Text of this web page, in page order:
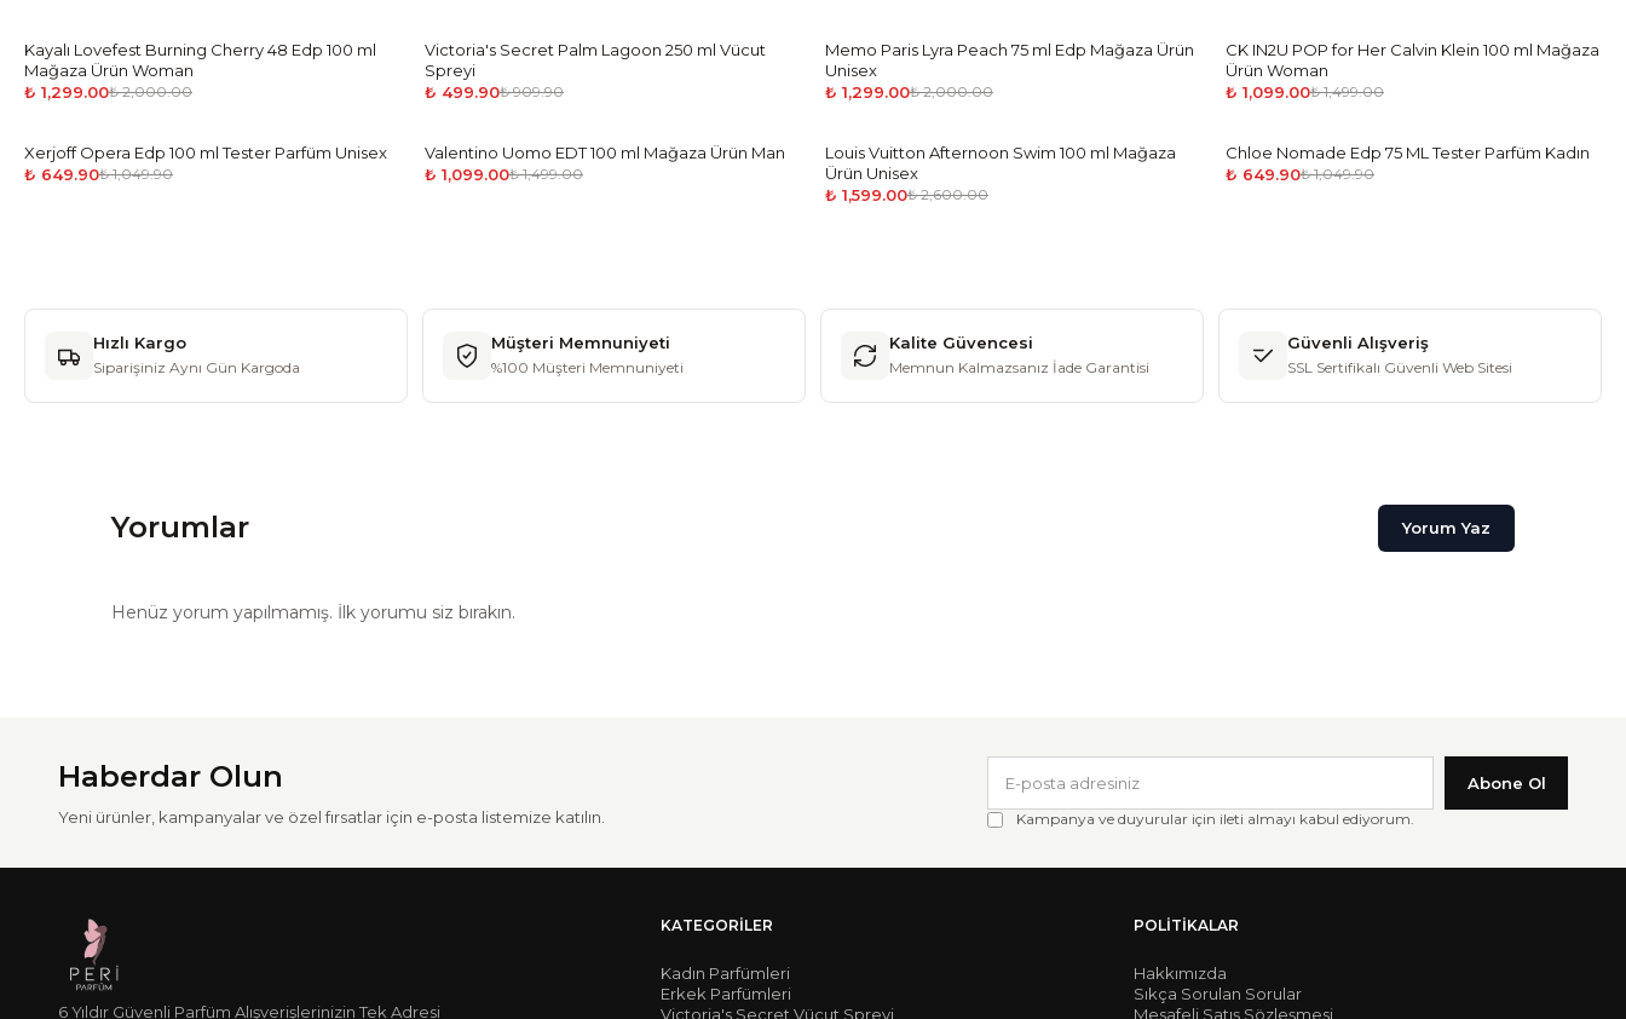
-35%
Kayalı Lovefest Burning Cherry 48 Edp 100 ml
Mağaza Ürün Woman
₺ 1,299.00₺ 2,000.00
-45%
Victoria's Secret Palm Lagoon 250 ml Vücut
Spreyi
₺ 499.90₺ 909.90
-35%
Memo Paris Lyra Peach 75 ml Edp Mağaza Ürün
Unisex
₺ 1,299.00₺ 2,000.00
- 27%
CK IN2U POP for Her Calvin Klein 100 ml Mağaza
Ürün Woman
₺ 1,099.00₺ 1,499.00
-38%
Xerjoff Opera Edp 100 ml Tester Parfüm Unisex
₺ 649.90₺ 1,049.90
-27%
Valentino Uomo EDT 100 ml Mağaza Ürün Man
₺ 1,099.00₺ 1,499.00
- 39%
Louis Vuitton Afternoon Swim 100 ml Mağaza
Ürün Unisex
₺ 1,599.00₺ 2,600.00
-38 %
Chloe Nomade Edp 75 ML Tester Parfüm Kadın
₺ 649.90₺ 1,049.90
Hızlı Kargo
Siparişiniz Aynı Gün Kargoda
Müşteri Memnuniyeti
%100 Müşteri Memnuniyeti
Kalite Güvencesi
Memnun Kalmazsanız İade Garantisi
Güvenli Alışveriş
SSL Sertifikalı Güvenli Web Sitesi
Yorumlar Yorum Yaz
Henüz yorum yapılmamış. İlk yorumu siz bırakın.
Haberdar Olun
Yeni ürünler, kampanyalar ve özel fırsatlar için e-posta listemize katılın.
Abone Ol
Kampanya ve duyurular için ileti almayı kabul ediyorum.
6 Yıldır Güvenli Parfüm Alışverişlerinizin Tek Adresi
KATEGORILER
Kadın Parfümleri
Erkek Parfümleri
Victoria's Secret Vücut Spreyi
POLITIKALAR
Hakkımızda
Sıkça Sorulan Sorular
Mesafeli Satış Sözleşmesi